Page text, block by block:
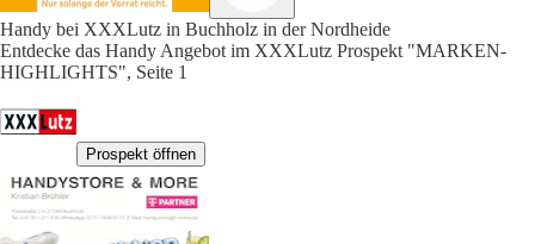
Handy bei XXXLutz in Buchholz in der Nordheide
Entdecke das Handy Angebot im XXXLutz Prospekt "MARKEN-
HIGHLIGHTS", Seite 1
Prospekt öffnen